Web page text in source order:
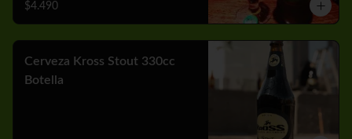
$4.490
Cerveza Kross Stout 330cc
Botella